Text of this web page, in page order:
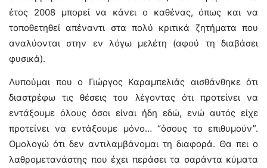
έτος 2008 μπορεί να κάνει ο καθένας, όπως και να
τοποθετηθεί απέναντι στα πολύ κριτικά ζητήματα που
αναλύονται στην εν λόγω μελέτη (αφού τη διαβάσει
φυσικά).
Λυπούμαι που ο Γιώργος Καραμπελιάς αισθάνθηκε ότι
διαστρέφω τις θέσεις του λέγοντας ότι προτείνει να
εντάξουμε όλους όσοι είναι ήδη εδώ, ενώ αυτός είχε
προτείνει να εντάξουμε μόνο… “όσους το επιθυμούν”.
Ομολογώ ότι δεν αντιλαμβάνομαι τη διαφορά. Θα πει ο
λαθρομετανάστης που έχει περάσει τα σαράντα κύματα